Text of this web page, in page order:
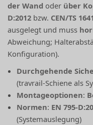
der Wand oder über
D:2012 bzw. CEN/TS
ausgelegt und muss
Abweichung;
Konfiguration).
Durchgehende
(travrail-Schiene als
Montageoptionen:
Normen: EN 795-
(Systemauslegung)